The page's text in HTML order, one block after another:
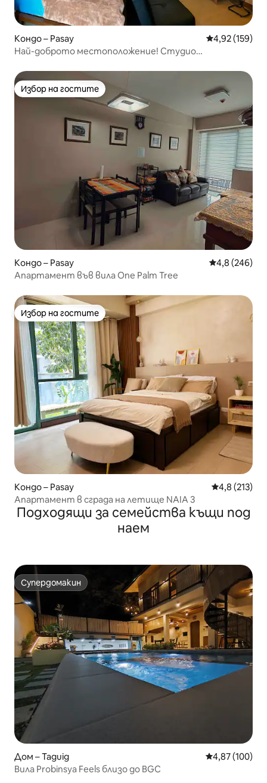
Кондо – Pasay Средна
4,92 (159)
Най-доброто местоположение! Студио
Избор на гостите
Избор на гостите
Кондо – Pasay Средна
4,8 (246)
Апартамент във вила One Palm Tree
Избор на гостите
Избор на гостите
Кондо – Pasay Средна
4,8 (213)
Апартамент в сграда на летище NAIA 3
Подходящи за семейства къщи под
наем
Супердомакин
Супердомакин
Дом – Taguig Средна
4,87 (100)
Вила Probinsya Feels близо до BGC